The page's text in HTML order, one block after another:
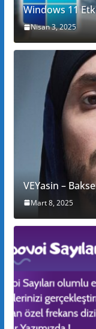
Windows 11
Nisan 3, 2025
VEYasin –
Mart 8, 2025